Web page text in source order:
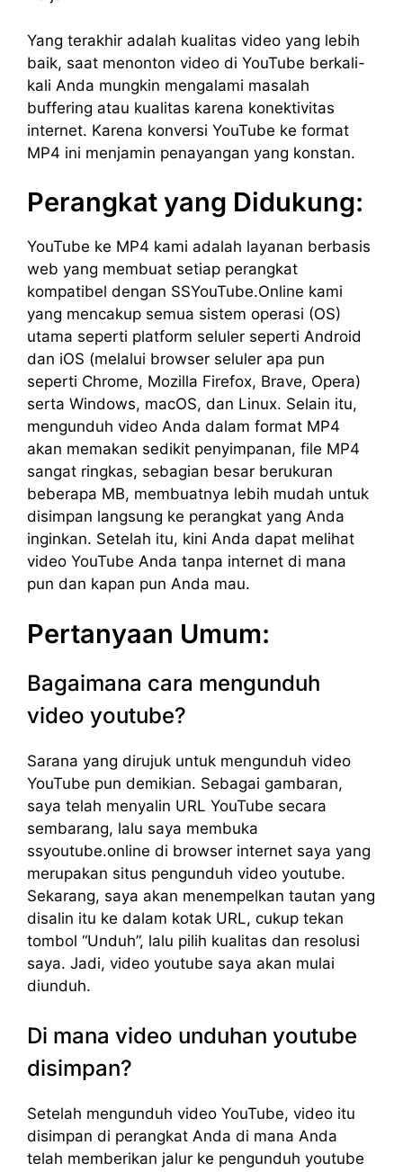
Yang terakhir adalah kualitas video yang lebih
baik, saat menonton video di YouTube berkali-
kali Anda mungkin mengalami masalah
buffering atau kualitas karena konektivitas
internet. Karena konversi YouTube ke format
MP4 ini menjamin penayangan yang konstan.
Perangkat yang Didukung:
YouTube ke MP4 kami adalah layanan berbasis
web yang membuat setiap perangkat
kompatibel dengan SSYouTube.Online kami
yang mencakup semua sistem operasi (OS)
utama seperti platform seluler seperti Android
dan iOS (melalui browser seluler apa pun
seperti Chrome, Mozilla Firefox, Brave, Opera)
serta Windows, macOS, dan Linux. Selain itu,
mengunduh video Anda dalam format MP4
akan memakan sedikit penyimpanan, file MP4
sangat ringkas, sebagian besar berukuran
beberapa MB, membuatnya lebih mudah untuk
disimpan langsung ke perangkat yang Anda
inginkan. Setelah itu, kini Anda dapat melihat
video YouTube Anda tanpa internet di mana
pun dan kapan pun Anda mau.
Pertanyaan Umum:
Bagaimana cara mengunduh
video youtube?
Sarana yang dirujuk untuk mengunduh video
YouTube pun demikian. Sebagai gambaran,
saya telah menyalin URL YouTube secara
sembarang, lalu saya membuka
ssyoutube.online di browser internet saya yang
merupakan situs pengunduh video youtube.
Sekarang, saya akan menempelkan tautan yang
disalin itu ke dalam kotak URL, cukup tekan
tombol “Unduh”, lalu pilih kualitas dan resolusi
saya. Jadi, video youtube saya akan mulai
diunduh.
Di mana video unduhan youtube
disimpan?
Setelah mengunduh video YouTube, video itu
disimpan di perangkat Anda di mana Anda
telah memberikan jalur ke pengunduh youtube